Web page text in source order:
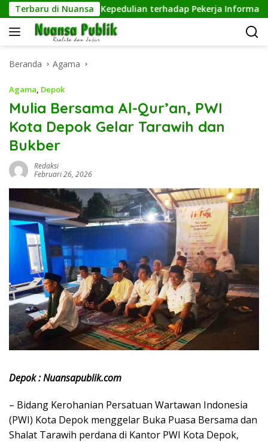
Langsung
ke
konten
Terbaru di Nuansa
Wujud Kepedulian terhadap Pekerja Informal
Beranda Agama
Agama, Depok
Mulia Bersama Al-Qur’an, PWI
Kota Depok Gelar Tarawih dan
Bukber
Redaksi
Februari 26, 2026
Depok : Nuansapublik.com
– Bidang Kerohanian Persatuan Wartawan Indonesia
(PWI) Kota Depok menggelar Buka Puasa Bersama dan
Shalat Tarawih perdana di Kantor PWI Kota Depok,